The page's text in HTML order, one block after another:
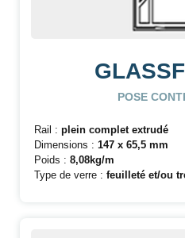
POSE
Rail : plein complet extrudé
Dimensions : 147 x 65,5 mm
Poids : 8,08kg/m
Type de verre : feuilleté et/ou